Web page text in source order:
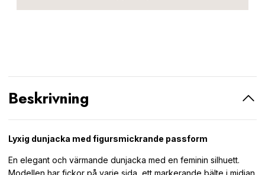
Beskrivning
Lyxig dunjacka med figursmickrande passform
En elegant och värmande dunjacka med en feminin silhuett.
Modellen har fickor på varje sida, ett markerande bälte i midjan